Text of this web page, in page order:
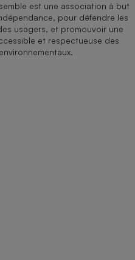
est une association à but
pour défendre les
usagers, et promouvoir une
et respectueuse des